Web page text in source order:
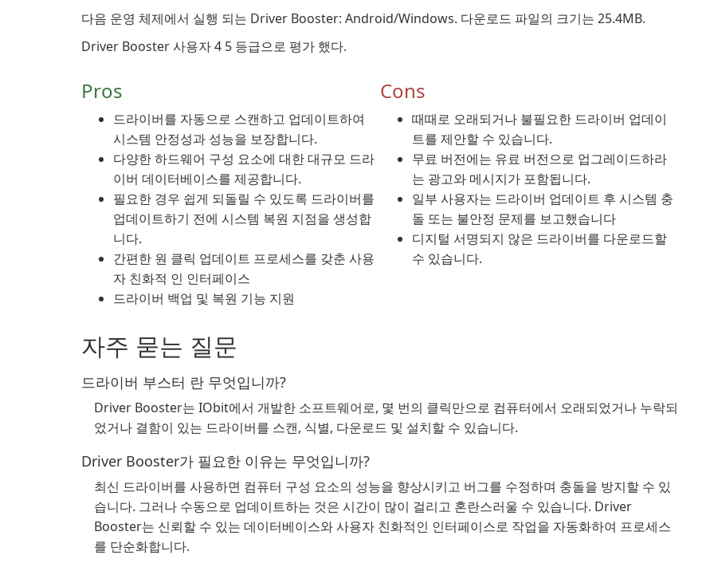
다음 운영 체제에서 실행 되는 Driver Booster: Android/Windows. 다운로드 파일의 크기는 25.4MB.
Driver Booster 사용자 4 5 등급으로 평가 했다.
Pros
드라이버를 자동으로 스캔하고 업데이트하여
시스템 안정성과 성능을 보장합니다.
다양한 하드웨어 구성 요소에 대한 대규모 드라
이버 데이터베이스를 제공합니다.
필요한 경우 쉽게 되돌릴 수 있도록 드라이버를
업데이트하기 전에 시스템 복원 지점을 생성합
니다.
간편한 원 클릭 업데이트 프로세스를 갖춘 사용
자 친화적 인 인터페이스
드라이버 백업 및 복원 기능 지원
Cons
때때로 오래되거나 불필요한 드라이버 업데이
트를 제안할 수 있습니다.
무료 버전에는 유료 버전으로 업그레이드하라
는 광고와 메시지가 포함됩니다.
일부 사용자는 드라이버 업데이트 후 시스템 충
돌 또는 불안정 문제를 보고했습니다
디지털 서명되지 않은 드라이버를 다운로드할
수 있습니다.
자주 묻는 질문
드라이버 부스터 란 무엇입니까?
Driver Booster는 IObit에서 개발한 소프트웨어로, 몇 번의 클릭만으로 컴퓨터에서 오래되었거나 누락되
었거나 결함이 있는 드라이버를 스캔, 식별, 다운로드 및 설치할 수 있습니다.
Driver Booster가 필요한 이유는 무엇입니까?
최신 드라이버를 사용하면 컴퓨터 구성 요소의 성능을 향상시키고 버그를 수정하며 충돌을 방지할 수 있
습니다. 그러나 수동으로 업데이트하는 것은 시간이 많이 걸리고 혼란스러울 수 있습니다. Driver
Booster는 신뢰할 수 있는 데이터베이스와 사용자 친화적인 인터페이스로 작업을 자동화하여 프로세스
를 단순화합니다.